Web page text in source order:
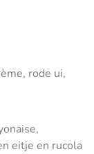
rode ui,
eitje en rucola